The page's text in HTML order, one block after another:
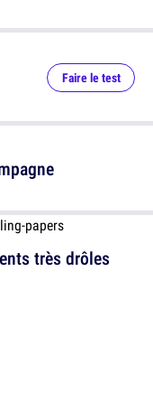
très drôles
Faire le test